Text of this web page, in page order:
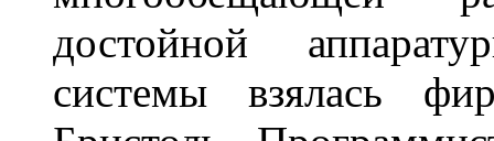
достойной
системы взялась